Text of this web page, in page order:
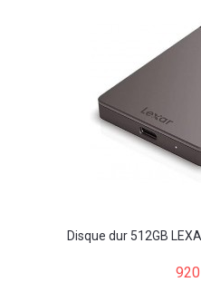
Disque dur 512GB